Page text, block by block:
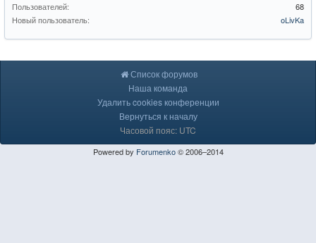
Пользователей:
68
Новый пользователь:
oLivKa
Список форумов
Наша команда
Удалить cookies конференции
Вернуться к началу
Часовой пояс: UTC
Powered by Forumenko© 2006–2014